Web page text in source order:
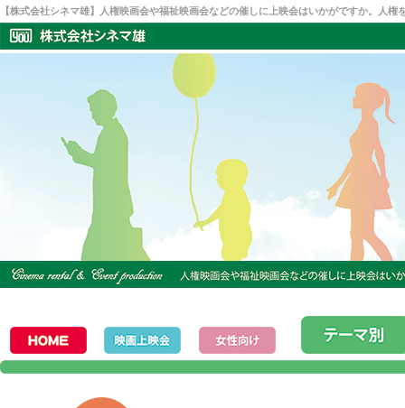
【株式会社シネマ雄】人権映画会や福祉映画会などの催しに上映会はいかがですか。人